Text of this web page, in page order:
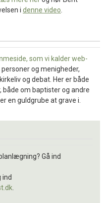
i denne video
som vi kalder web-
personer og menigheder,
og debat. Her er både
både om baptister og andre
en guldgrube at grave i.
Gå ind
ind